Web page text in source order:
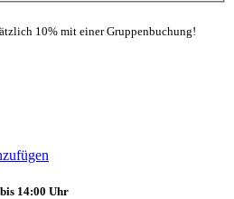
10% mit einer Gruppenbuchung!
14:00 Uhr